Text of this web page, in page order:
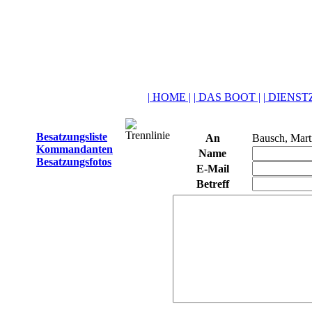
| HOME | | DAS BOOT | |
Besatzungsliste
Kommandanten
Besatzungsfotos
An
Bausch,
Name
E-Mail
Betreff